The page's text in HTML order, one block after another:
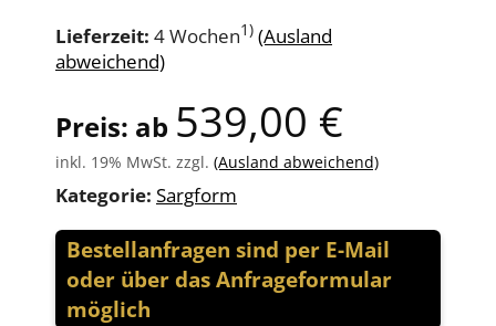
Lieferzeit: 4 Wochen1) (Ausland
abweichend)
Preis: ab 539,00 €
inkl. 19% MwSt. zzgl. (Ausland abweichend)
Kategorie: Sargform
Bestellanfragen sind per E-Mail
oder über das Anfrageformular
möglich